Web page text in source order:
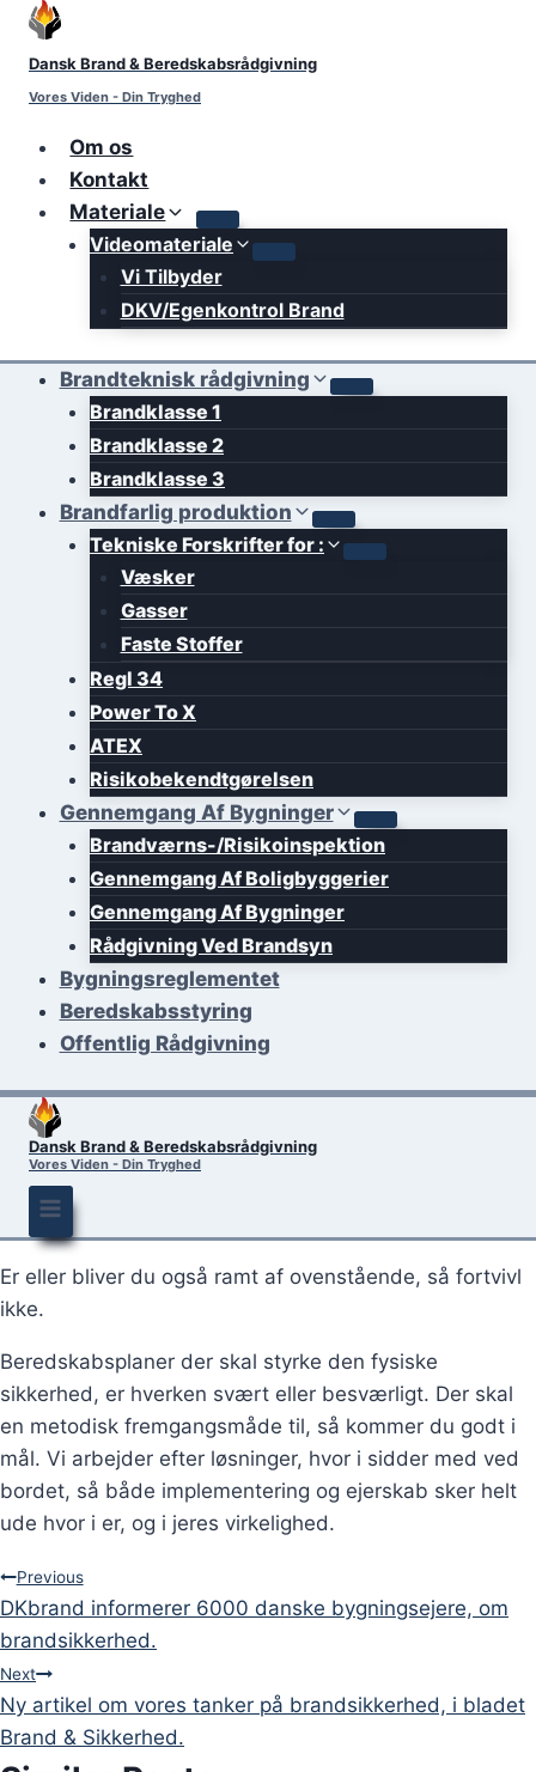
Skip
content
Dansk Brand & Beredskabsrådgivning
Vores Viden - Din Tryghed
Om os
Kontakt
Materiale
Videomateriale
Vi Tilbyder
DKV/Egenkontrol Brand
Brandteknisk rådgivning
Brandklasse 1
Brandklasse 2
Brandklasse 3
Brandfarlig produktion
Tekniske Forskrifter for :
Væsker
Gasser
Faste Stoffer
Regl 34
Power To X
ATEX
Risikobekendtgørelsen
Gennemgang Af Bygninger
Brandværns-/Risikoinspektion
Gennemgang Af Boligbyggerier
Gennemgang Af Bygninger
Rådgivning Ved Brandsyn
Bygningsreglementet
Beredskabsstyring
Offentlig Rådgivning
Dansk Brand & Beredskabsrådgivning
Vores Viden - Din Tryghed
Er eller bliver du også ramt af ovenstående, så fortvivl
ikke.
Beredskabsplaner der skal styrke den fysiske
sikkerhed, er hverken svært eller besværligt. Der skal
en metodisk fremgangsmåde til, så kommer du godt i
mål. Vi arbejder efter løsninger, hvor i sidder med ved
bordet, så både implementering og ejerskab sker helt
ude hvor i er, og i jeres virkelighed.
Post
navigation
Previous
DKbrand informerer 6000 danske bygningsejere, om
brandsikkerhed.
Next
Ny artikel om vores tanker på brandsikkerhed, i bladet
Brand & Sikkerhed.